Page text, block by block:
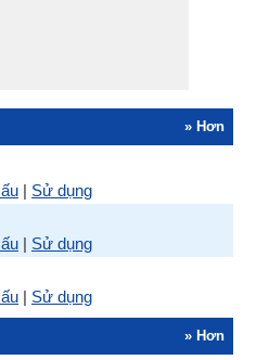
» Hơn
| Sử dụng
| Sử dụng
| Sử dụng
» Hơn